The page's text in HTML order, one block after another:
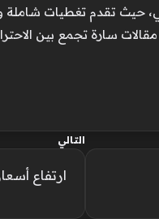
تقدم تغطيات شاملة
سارة تجمع بين
التالي
ارتفاع